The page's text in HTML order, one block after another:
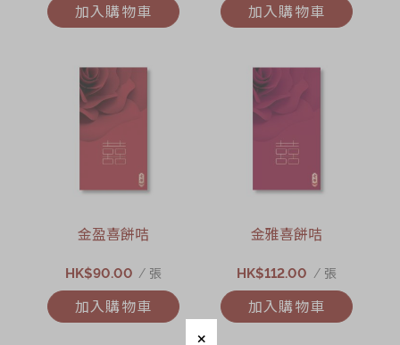
加入購物車 加入購物車
金盈喜餅咭
HK$90.00 / 張
加入購物車
金雅喜餅咭
HK$112.00 / 張
加入購物車